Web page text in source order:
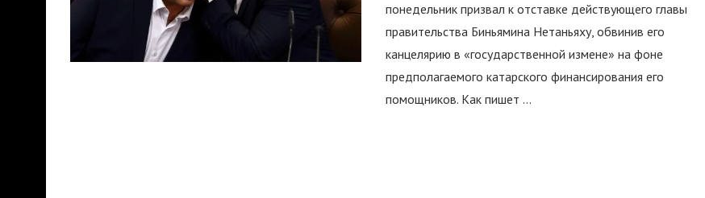
понедельник призвал к отставке действующего главы
правительства Биньямина Нетаньяху, обвинив его
канцелярию в «государственной измене» на фоне
предполагаемого катарского финансирования его
помощников. Как пишет …